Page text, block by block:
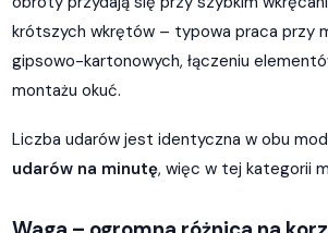
krótszych wkrętów – typowa praca przy
gipsowo-kartonowych, łączeniu
montażu okuć.
Liczba udarów jest identyczna w obu
udarów na minutę, więc w tej kategorii